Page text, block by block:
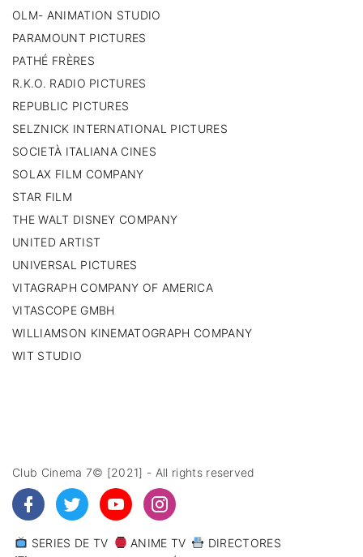
OLM- ANIMATION STUDIO
PARAMOUNT PICTURES
PATHÉ FRÈRES
R.K.O. RADIO PICTURES
REPUBLIC PICTURES
SELZNICK INTERNATIONAL PICTURES
SOCIETÀ ITALIANA CINES
SOLAX FILM COMPANY
STAR FILM
THE WALT DISNEY COMPANY
UNITED ARTIST
UNIVERSAL PICTURES
VITAGRAPH COMPANY OF AMERICA
VITASCOPE GMBH
WILLIAMSON KINEMATOGRAPH COMPANY
WIT STUDIO
Club Cinema 7© [2021] - All rights reserved
SERIES DE TV ANIME TV
DIRECTORES